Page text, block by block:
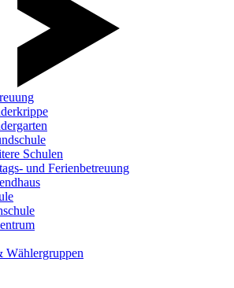
Schulen
und Ferienbetreuung
Wählergruppen